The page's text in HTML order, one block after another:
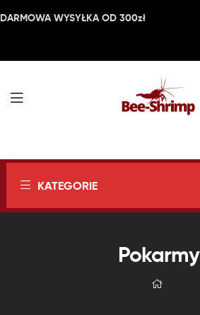
DARMOWA WYSYŁKA OD 300zł
Shrimp
KATEGORIE
Pokarmy